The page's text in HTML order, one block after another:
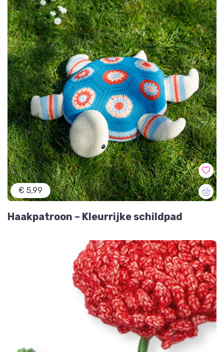
€ 5,99
Haakpatroon – Kleurrijke schildpad